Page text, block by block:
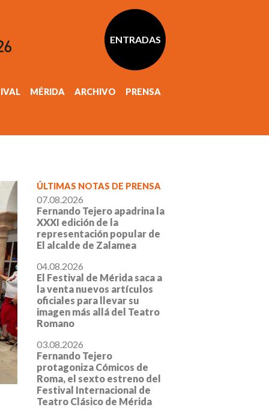
ENTRADAS
MÉRIDA ARCHIVO PRENSA
ÚLTIMAS NOTAS DE PRENSA
07.08.2026
Fernando Tejero apadrina la
XXXI edición de la
representación popular de
El alcalde de Zalamea
04.08.2026
El Festival de Mérida saca a
la venta nuevos artículos
oficiales para llevar su
imagen más allá del Teatro
Romano
03.08.2026
Fernando Tejero
protagoniza Cómicos de
Roma, el sexto estreno del
Festival Internacional de
Teatro Clásico de Mérida